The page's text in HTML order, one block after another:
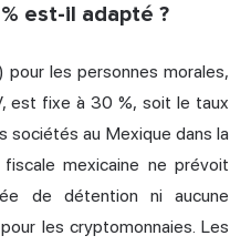
est-il adapté ?
les personnes morales,
est fixe à 30 %, soit le taux
sociétés au Mexique dans la
mexicaine ne prévoit
de détention ni aucune
les cryptomonnaies. Les